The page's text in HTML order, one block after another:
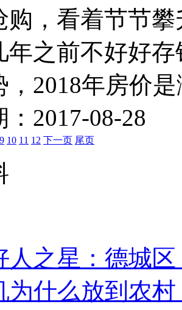
购，看着节节
年之前不好好
，2018年房价
2017-08-28
9 10 11 12 下一页 尾页
人之星：德城
为什么放到农